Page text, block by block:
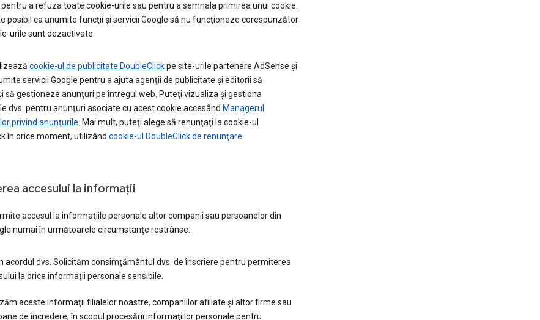
a refuza toate cookie-urile sau pentru a semnala primirea unui cookie.
posibil ca anumite funcţii şi servicii Google să nu funcţioneze corespunzător
urile sunt dezactivate.
cookie-ul de publicitate DoubleClickpe site-urile partenere AdSense şi
servicii Google pentru a ajuta agenţii de publicitate şi editorii să
să gestioneze anunţuri pe întregul web. Puteţi vizualiza şi gestiona
dvs. pentru anunţuri asociate cu acest cookie accesând Managerul
privind anunţurile . Mai mult, puteţi alege să renunţaţi la cookie-ul
în orice moment, utilizând cookie-ul DoubleClick de renunţare
accesului la informaţii
accesul la informaţiile personale altor companii sau persoanelor din
numai în următoarele circumstanţe restrânse:
acordul dvs. Solicităm consimţământul dvs. de înscriere pentru permiterea
la orice informaţii personale sensibile.
aceste informaţii filialelor noastre, companiilor afiliate şi altor firme sau
de încredere, în scopul procesării informaţiilor personale pentru